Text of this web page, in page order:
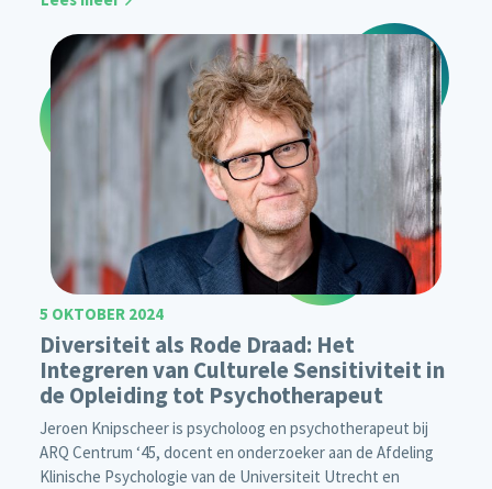
5 OKTOBER 2024
Diversiteit als Rode Draad: Het
Integreren van Culturele Sensitiviteit in
de Opleiding tot Psychotherapeut
Jeroen Knipscheer is psycholoog en psychotherapeut bij
ARQ Centrum ‘45, docent en onderzoeker aan de Afdeling
Klinische Psychologie van de Universiteit Utrecht en